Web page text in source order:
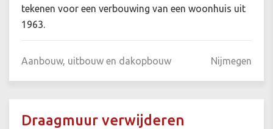
tekenen voor een verbouwing van een woonhuis uit
1963.
Aanbouw, uitbouw en dakopbouw Nijmegen
Draagmuur verwijderen